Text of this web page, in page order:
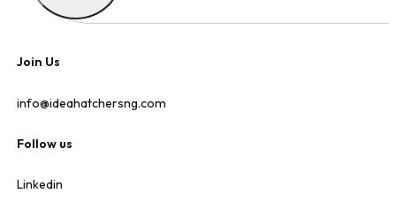
Join Us
info@ideahatchersng.com
Follow us
Linkedin